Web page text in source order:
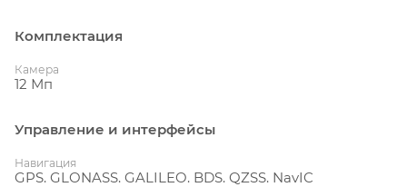
Комплектация
Камера
12 Мп
Управление и интерфейсы
Навигация
GPS. GLONASS. GALILEO. BDS. QZSS. NavIC